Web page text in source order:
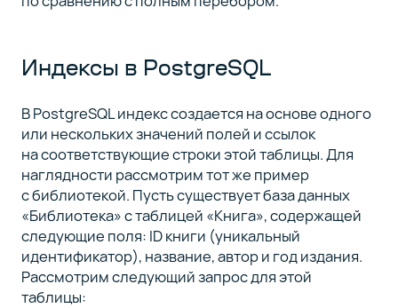
Индексы в PostgreSQL
В PostgreSQL индекс создается на основе одного
или нескольких значений полей и ссылок
на соответствующие строки этой таблицы. Для
наглядности рассмотрим тот же пример
с библиотекой. Пусть существует база данных
«Библиотека» с таблицей «Книга», содержащей
следующие поля: ID книги (уникальный
идентификатор), название, автор и год издания.
Рассмотрим следующий запрос для этой
таблицы: